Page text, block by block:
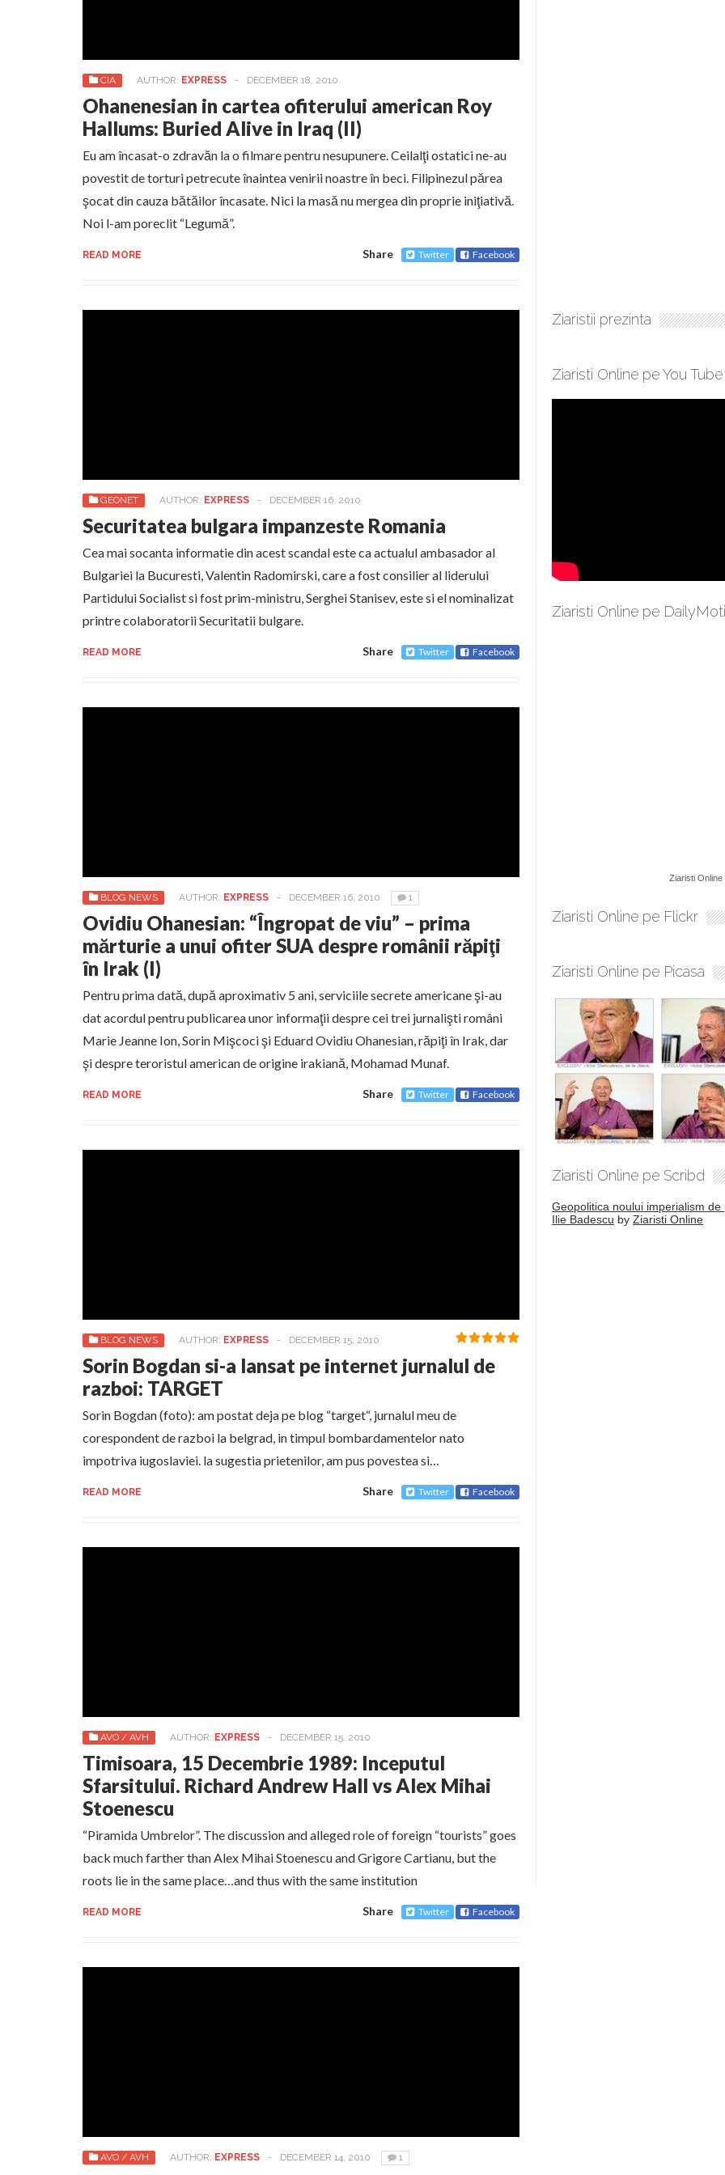
CIA AUTHOR: EXPRESS - DECEMBER 18, 2010
Ohanenesian in cartea ofiterului american Roy
Hallums: Buried Alive in Iraq (II)
Eu am încasat-o zdravăn la o filmare pentru nesupunere. Ceilalţi ostatici ne-au
povestit de torturi petrecute înaintea venirii noastre în beci. Filipinezul părea
şocat din cauza bătăilor încasate. Nici la masă nu mergea din proprie iniţiativă.
Noi l-am poreclit “Legumă”.
READ MORE Share Twitter Facebook
GEONET AUTHOR: EXPRESS - DECEMBER 16, 2010
Securitatea bulgara impanzeste Romania
Cea mai socanta informatie din acest scandal este ca actualul ambasador al
Bulgariei la Bucuresti, Valentin Radomirski, care a fost consilier al liderului
Partidului Socialist si fost prim-ministru, Serghei Stanisev, este si el nominalizat
printre colaboratorii Securitatii bulgare.
READ MORE Share Twitter Facebook
BLOG NEWS AUTHOR: EXPRESS - DECEMBER 16, 2010 1
Ovidiu Ohanesian: “Îngropat de viu” – prima
mărturie a unui ofiter SUA despre românii răpiţi
în Irak (I)
Pentru prima dată, după aproximativ 5 ani, serviciile secrete americane şi-au
dat acordul pentru publicarea unor informaţii despre cei trei jurnalişti români
Marie Jeanne Ion, Sorin Mişcoci şi Eduard Ovidiu Ohanesian, răpiţi în Irak, dar
şi despre teroristul american de origine irakiană, Mohamad Munaf.
READ MORE Share Twitter Facebook
BLOG NEWS AUTHOR: EXPRESS - DECEMBER 15, 2010
Sorin Bogdan si-a lansat pe internet jurnalul de
razboi: TARGET
Sorin Bogdan (foto): am postat deja pe blog “target“, jurnalul meu de
corespondent de razboi la belgrad, in timpul bombardamentelor nato
impotriva iugoslaviei. la sugestia prietenilor, am pus povestea si…
READ MORE Share Twitter Facebook
AVO / AVH AUTHOR: EXPRESS - DECEMBER 15, 2010
Timisoara, 15 Decembrie 1989: Inceputul
Sfarsitului. Richard Andrew Hall vs Alex Mihai
Stoenescu
“Piramida Umbrelor”. The discussion and alleged role of foreign “tourists” goes
back much farther than Alex Mihai Stoenescu and Grigore Cartianu, but the
roots lie in the same place…and thus with the same institution
READ MORE Share Twitter Facebook
AVO / AVH AUTHOR: EXPRESS - DECEMBER 14, 2010 1
Ziaristii prezinta
Ziaristi Online pe You Tube
Ziaristi Online pe
Ziaristi Online
Ziaristi Online pe Flickr
Ziaristi Online pe Picasa
Ziaristi Online pe Scribd
Geopolitica noului imperialism de
Ilie Badescu by Ziaristi Online